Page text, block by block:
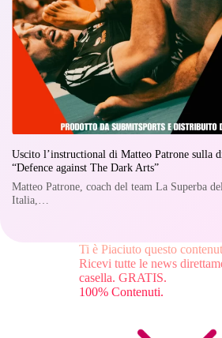
Uscito l’instructional di Matteo Patrone sulla
“Defence against The Dark Arts”
Matteo Patrone, coach del team La Superba
Italia,…
Ti è Piaciuto questo
Ricevi tutte le news
casella. GRATIS.
100% Contenuti.